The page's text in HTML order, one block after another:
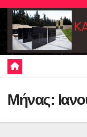
Skip
content
Μήνας: